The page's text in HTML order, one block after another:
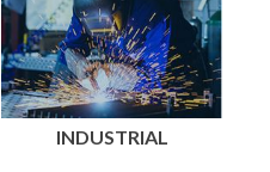
INDUSTRIAL